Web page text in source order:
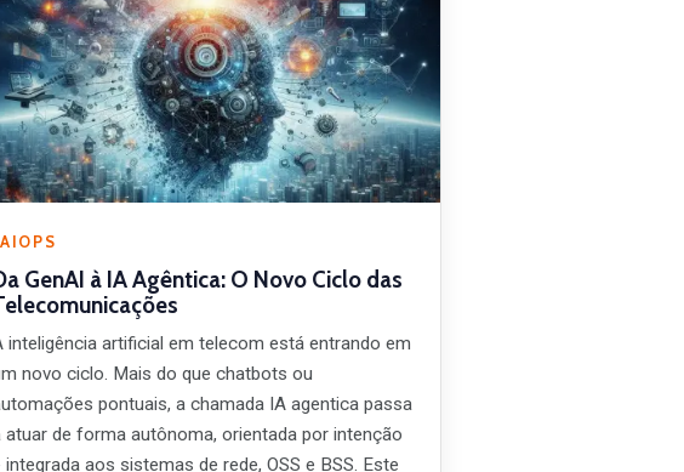
AIOPS
GenAI à IA Agêntica: O Novo Ciclo das
inteligência artificial em telecom está entrando em
novo ciclo. Mais do que chatbots ou
pontuais, a chamada IA agentica passa
atuar de forma autônoma, orientada por intenção
integrada aos sistemas de rede, OSS e BSS. Este